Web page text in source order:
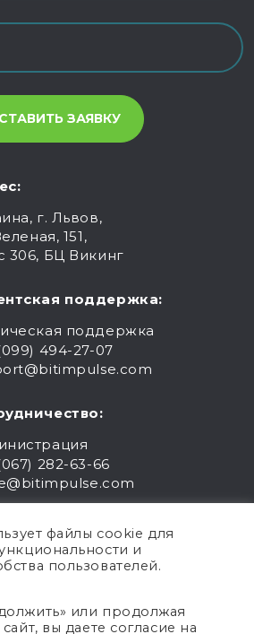
г. Львов,
151,
306, БЦ Викинг
поддержка:
поддержка
494-27-07
282-63-66
файлы cookie для
и
пользователей.
или продолжая
вы даете согласие на